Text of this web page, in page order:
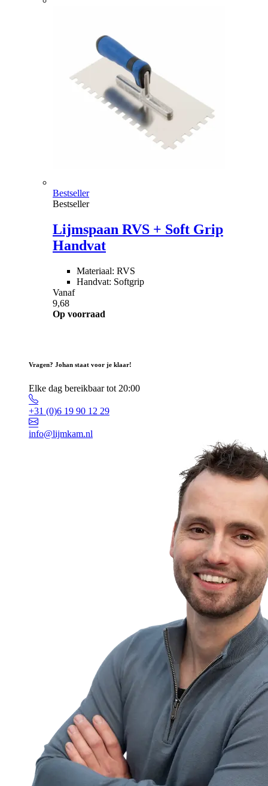
Bestseller
Bestseller
Lijmspaan RVS + Soft Grip
Handvat
Materiaal: RVS
Handvat: Softgrip
Vanaf
9,68
Op voorraad
Vragen? Johan staat voor je klaar!
Elke dag bereikbaar tot 20:00
+31 (0)6 19 90 12 29
info@lijmkam.nl